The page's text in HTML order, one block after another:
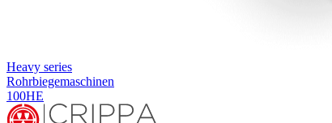
Heavy series
Rohrbiegemaschinen
100HE